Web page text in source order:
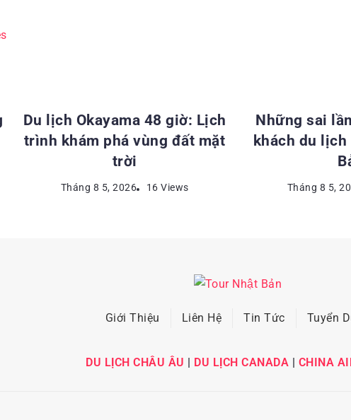
Du lịch Okayama 48 giờ: Lịch
trình khám phá vùng đất mặt
trời
Tháng 8 5, 2026 16 Views
Những sai
khách du
Tháng 8 5,
Giới Thiệu Liên Hệ Tin Tức Tuyển
DU LỊCH CHÂU ÂU | DU LỊCH CANADA | CHINA